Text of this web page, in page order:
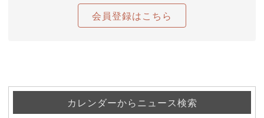
会員登録はこちら
カレンダーからニュース検索